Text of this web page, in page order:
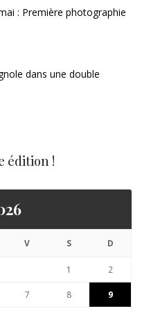
: Première photographie
dans une double
édition !
V S D
1 2
7 8 9